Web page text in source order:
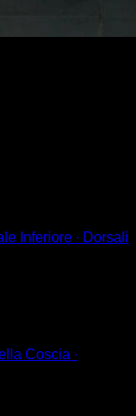
Inferiore ∙ Dorsali
Coscia ∙